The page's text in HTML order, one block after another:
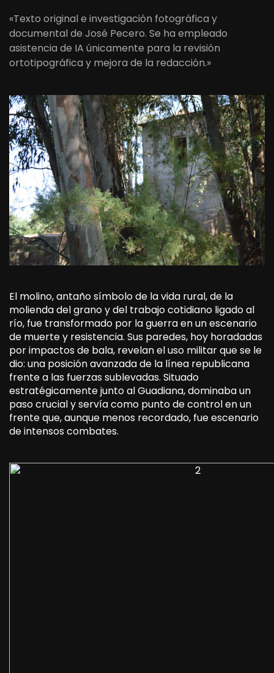
«Texto original e investigación fotográfica y
documental de José Pecero. Se ha empleado
asistencia de IA únicamente para la revisión
ortotipográfica y mejora de la redacción.»
El molino, antaño símbolo de la vida rural, de la
molienda del grano y del trabajo cotidiano ligado al
río, fue transformado por la guerra en un escenario
de muerte y resistencia. Sus paredes, hoy horadadas
por impactos de bala, revelan el uso militar que se le
dio: una posición avanzada de la línea republicana
frente a las fuerzas sublevadas. Situado
estratégicamente junto al Guadiana, dominaba un
paso crucial y servía como punto de control en un
frente que, aunque menos recordado, fue escenario
de intensos combates.